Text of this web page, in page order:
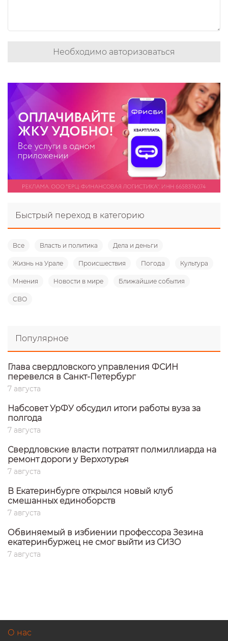
Необходимо авторизоваться
Быстрый переход в категорию
Все Власть и политика Дела и деньги
Жизнь на Урале Происшествия Погода Культура
Мнения Новости в мире Ближайшие события
СВО
Популярное
Глава свердловского управления ФСИН
перевелся в Санкт-Петербург
7 августа
Набсовет УрФУ обсудил итоги работы вуза за
полгода
7 августа
Свердловские власти потратят полмиллиарда на
ремонт дороги у Верхотурья
7 августа
В Екатеринбурге открылся новый клуб
смешанных единоборств
7 августа
Обвиняемый в избиении профессора Зезина
екатеринбуржец не смог выйти из СИЗО
7 августа
О нас